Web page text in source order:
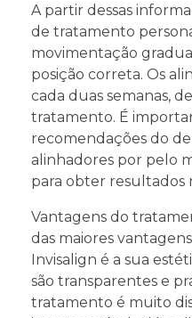
A partir dessas
de tratamento
movimentação
posição correta. Os
cada duas semanas,
tratamento. É
recomendações do
alinhadores por pelo
para obter resultados
Vantagens do
das maiores
Invisalign é a sua
são transparentes e
tratamento é muito